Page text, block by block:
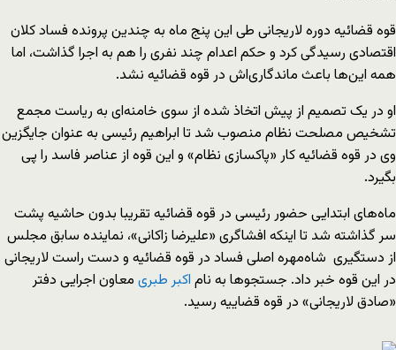
قوه قضائیه دوره لاریجانی طی این پنج ماه به چندین پرونده فساد کلان
اقتصادی رسیدگی کرد و حکم اعدام چند نفری را هم به اجرا گذاشت، اما
همه این‌ها باعث ماندگاری‌اش در قوه قضائیه نشد.
او در یک تصمیم از پیش اتخاذ شده از سوی خامنه‌ای به ریاست مجمع
تشخیص مصلحت نظام منصوب شد تا ابراهیم رئیسی به عنوان جایگزین
وی در قوه قضائیه کار «پاکسازی نظام» و این قوه از عناصر فاسد را پی
بگیرد.
ماه‌های ابتدایی حضور رئیسی در قوه قضائیه تقریبا بدون حاشیه پشت
سر گذاشته شد تا اینکه افشاگری «علیرضا زاکانی»، نماینده سابق مجلس
از دستگیری شاه‌مهره اصلی فساد در قوه قضائیه و دست راست لاریجانی
در این قوه خبر داد. جستجوها به نام اکبر طبری معاون اجرایی دفتر
«صادق لاریجانی» در قوه قضاییه رسید.